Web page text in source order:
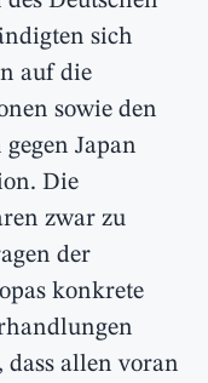
sich
auf die
sowie den
Japan
Die
zwar zu
der
konkrete
allen voran